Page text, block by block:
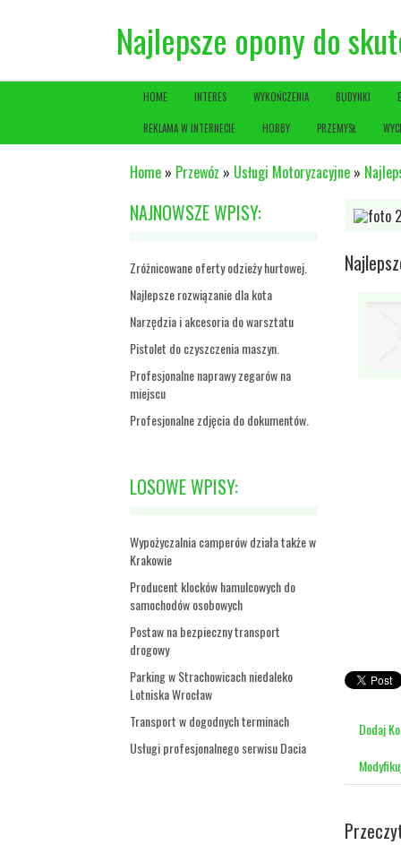
Najlepsze opony do
HOME INTERES WYKOŃCZENIA BUDYNKI
REKLAMA W INTERNECIE HOBBY PRZEMYSŁ
Home » Przewóz » Usługi Motoryzacyjne »
NAJNOWSZE WPISY:
Zróżnicowane oferty odzieży hurtowej.
Najlepsze rozwiązanie dla kota
Narzędzia i akcesoria do warsztatu
Pistolet do czyszczenia maszyn.
Profesjonalne naprawy zegarów na
miejscu
Profesjonalne zdjęcia do dokumentów.
LOSOWE WPISY:
Wypożyczalnia camperów działa także w
Krakowie
Producent klocków hamulcowych do
samochodów osobowych
Postaw na bezpieczny transport
drogowy
Parking w Strachowicach niedaleko
Lotniska Wrocław
Transport w dogodnych terminach
Usługi profesjonalnego serwisu Dacia
Dodaj